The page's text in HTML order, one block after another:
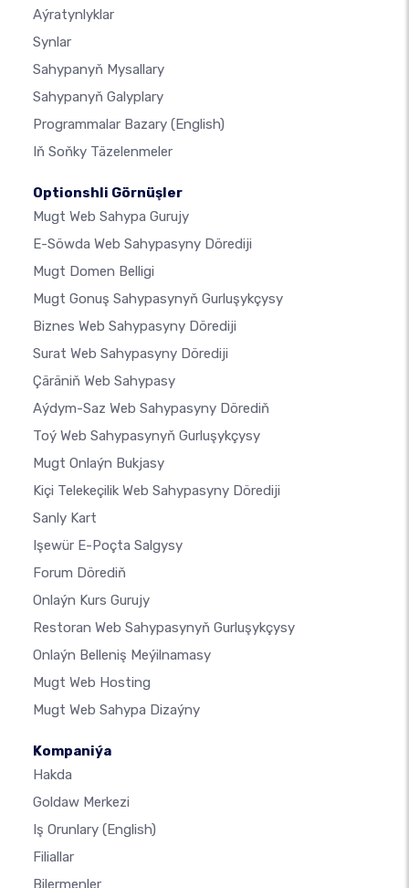
Aýratynlyklar
Synlar
Sahypanyň Mysallary
Sahypanyň Galyplary
Programmalar Bazary (English)
Iň Soňky Täzelenmeler
Optionshli Görnüşler
Mugt Web Sahypa Gurujy
E-Söwda Web Sahypasyny Dörediji
Mugt Domen Belligi
Mugt Gonuş Sahypasynyň Gurluşykçysy
Biznes Web Sahypasyny Dörediji
Surat Web Sahypasyny Dörediji
Çäräniň Web Sahypasy
Aýdym-Saz Web Sahypasyny Dörediň
Toý Web Sahypasynyň Gurluşykçysy
Mugt Onlaýn Bukjasy
Kiçi Telekeçilik Web Sahypasyny Dörediji
Sanly Kart
Işewür E-Poçta Salgysy
Forum Dörediň
Onlaýn Kurs Gurujy
Restoran Web Sahypasynyň Gurluşykçysy
Onlaýn Belleniş Meýilnamasy
Mugt Web Hosting
Mugt Web Sahypa Dizaýny
Kompaniýa
Hakda
Goldaw Merkezi
Iş Orunlary (English)
Filiallar
Bilermenler